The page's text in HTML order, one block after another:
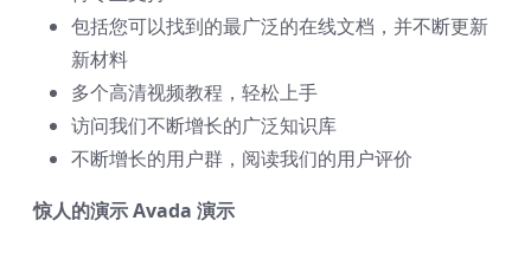
包括您可以找到的最广泛的在线文档，并不断更新
新材料
多个高清视频教程，轻松上手
访问我们不断增长的广泛知识库
不断增长的用户群，阅读我们的用户评价
惊人的演示 Avada 演示